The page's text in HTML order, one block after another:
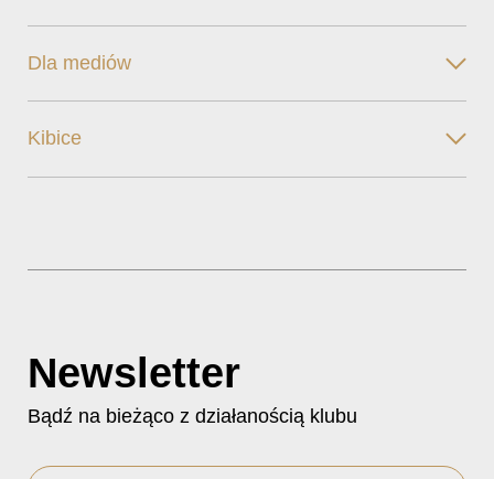
Dla mediów
Kibice
Newsletter
Bądź na bieżąco z działanością klubu